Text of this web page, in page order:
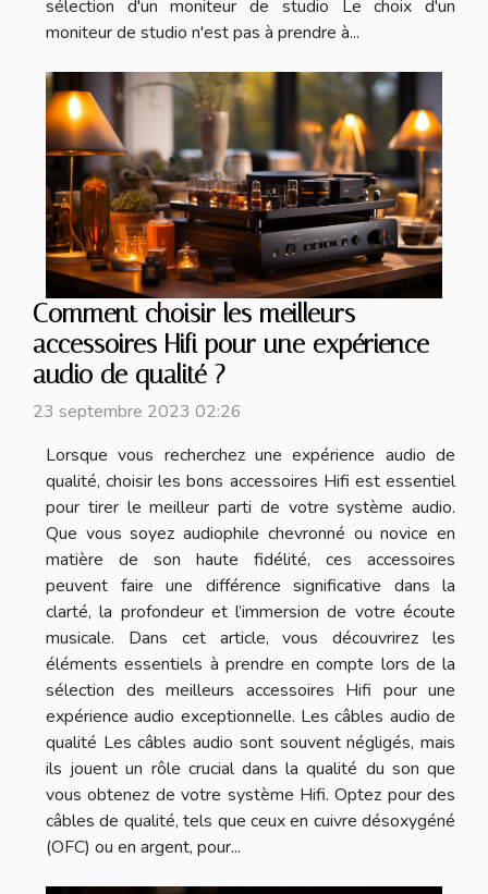
sélection d'un moniteur de studio Le choix d'un
moniteur de studio n'est pas à prendre à...
Comment choisir les meilleurs
accessoires Hifi pour une expérience
audio de qualité ?
23 septembre 2023 02:26
Lorsque vous recherchez une expérience audio de
qualité, choisir les bons accessoires Hifi est essentiel
pour tirer le meilleur parti de votre système audio.
Que vous soyez audiophile chevronné ou novice en
matière de son haute fidélité, ces accessoires
peuvent faire une différence significative dans la
clarté, la profondeur et l’immersion de votre écoute
musicale. Dans cet article, vous découvrirez les
éléments essentiels à prendre en compte lors de la
sélection des meilleurs accessoires Hifi pour une
expérience audio exceptionnelle. Les câbles audio de
qualité Les câbles audio sont souvent négligés, mais
ils jouent un rôle crucial dans la qualité du son que
vous obtenez de votre système Hifi. Optez pour des
câbles de qualité, tels que ceux en cuivre désoxygéné
(OFC) ou en argent, pour...